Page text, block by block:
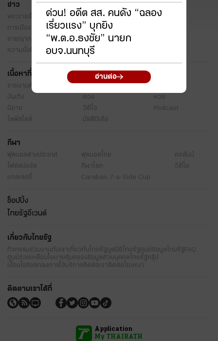
ข่าว
พระราชสำนัก ทั่วไทย
ในกระแส
การเมือง
นโยบายรัฐ
อาชญากรรม
ยานยนต์
ความยั่งยืน
เนื้อหาที่น่าสนใจ
รายงานพิเศษ หนังสือพิมพ์
บันเทิง
ดวง
หวย
นิยาย
วิดีโอ
Podcast
ไลฟ์สไตล์
มัลติมีเดีย
กีฬา
ฟุตบอลต่่างประเทศ ฟุตบอลไทย
คอลัมน์
ไฟต์สปอร์ต
กีฬาโลก
วิดีโอ
แกลเลอรี่
Carabao 7-a-Side Cup
ช็อปปิ้ง
ไทยรัฐอีเวนต์
เกี่ยวกับไทยรัฐ
กิจกรรมร่วมงานกับเราเกี่ยวกับไทยรัฐมูลนิธิไทยรัฐศูนย์ข้อมูลไทยรัฐFAQ
ศูนย์ช่วยเหลือนโยบายคุ้มครองข้อมูลส่วนบุคคลไทยรัฐกรุ๊ป
เงื่อนไขข้อตกลงการใช้บริการ ติดต่อเรา ติดต่อโฆษณา
ติดตามเราได้ที่
Application
My THAIRATH
ด่วน! อดีต สส. คนดัง “ฉลอง
เรี่ยวแรง” บุกยิง
“พ.ต.อ.ธงชัย” นายก
อบจ.นนทบุรี
อ่านต่อ